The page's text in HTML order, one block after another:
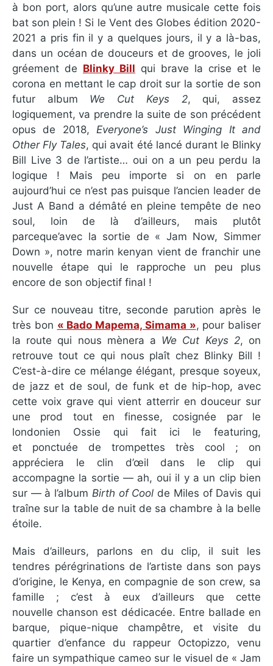
à bon port, alors qu’une autre musicale cette fois
bat son plein ! Si le Vent des Globes édition 2020-
2021 a pris fin il y a quelques jours, il y a là-bas,
dans un océan de douceurs et de grooves, le joli
gréement de Blinky Bill qui brave la crise et le
corona en mettant le cap droit sur la sortie de son
futur album We Cut Keys 2, qui, assez
logiquement, va prendre la suite de son précédent
opus de 2018, Everyone’s Just Winging It and
Other Fly Tales, qui avait été lancé durant le Blinky
Bill Live 3 de l’artiste… oui on a un peu perdu la
logique ! Mais peu importe si on en parle
aujourd’hui ce n’est pas puisque l’ancien leader de
Just A Band a démâté en pleine tempête de neo
soul, loin de là d’ailleurs, mais plutôt
parceque’avec la sortie de « Jam Now, Simmer
Down », notre marin kenyan vient de franchir une
nouvelle étape qui le rapproche un peu plus
encore de son objectif final !
Sur ce nouveau titre, seconde parution après le
très bon « Bado Mapema, Simama », pour baliser
la route qui nous mènera a We Cut Keys 2, on
retrouve tout ce qui nous plaît chez Blinky Bill !
C’est-à-dire ce mélange élégant, presque soyeux,
de jazz et de soul, de funk et de hip-hop, avec
cette voix grave qui vient atterrir en douceur sur
une prod tout en finesse, cosignée par le
londonien Ossie qui fait ici le featuring,
et ponctuée de trompettes très cool ; on
appréciera le clin d’œil dans le clip qui
accompagne la sortie — ah, oui il y a un clip bien
sur — à l’album Birth of Cool de Miles of Davis qui
traîne sur la table de nuit de sa chambre à la belle
étoile.
Mais d’ailleurs, parlons en du clip, il suit les
tendres pérégrinations de l’artiste dans son pays
d’origine, le Kenya, en compagnie de son crew, sa
famille ; c’est à eux d’ailleurs que cette
nouvelle chanson est dédicacée. Entre ballade en
barque, pique-nique champêtre, et visite du
quartier d’enfance du rappeur Octopizzo, venu
faire un sympathique cameo sur le visuel de « Jam